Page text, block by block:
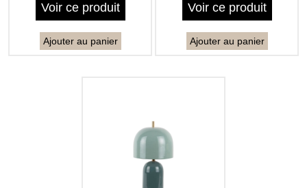
Voir ce produit
Ajouter au panier
Voir ce produit
Ajouter au panier